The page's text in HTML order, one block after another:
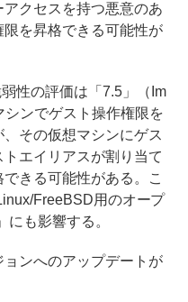
クセスを持つ悪意のあ
を昇格できる可能性が
性の評価は「7.5」（Im
ンでゲスト操作権限を
その仮想マシンにゲス
トエイリアスが割り当て
きる可能性がある。こ
FreeBSD用のオープ
も影響する。
ンへのアップデートが